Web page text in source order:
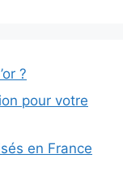
?
pour votre
en France